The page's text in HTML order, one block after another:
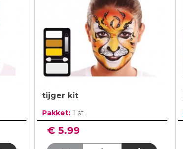
tijger kit
Pakket: 1 st
€ 5.99